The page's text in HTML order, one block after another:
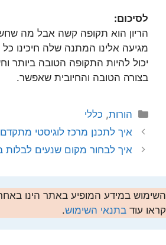
לסיכום:
הריון הוא תקופה קשה אבל מה
מגיעה אלינו המתנה שלה חיכינו כל
יכול להיות התקופה הטובה ביותר
בצורה הטובה והחיובית שאפשר.
קטגוריות
הורות, כללי
איך לתכנן מרכז לוגיסטי
איך לבחור מקום שנעים לבלות
השימוש במידע המופיע באתר הינו
קראו עוד בתנאי השימוש.